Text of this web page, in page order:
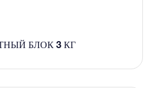
БЛОК 3 КГ